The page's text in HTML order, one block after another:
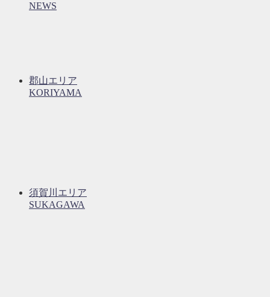
NEWS
郡山エリア
KORIYAMA
須賀川エリア
SUKAGAWA